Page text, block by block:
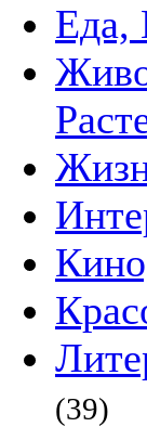
Еда,
(39)